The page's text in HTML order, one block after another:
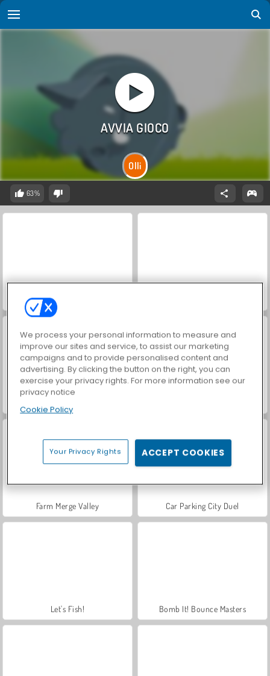
Olli
63%
Hidden Object: Street of Secrets
Farm Merge Valley Car Parking City Duel
Let's Fish! Bomb It! Bounce Masters
We process your personal information to measure and
improve our sites and service, to assist our marketing
campaigns and to provide personalised content and
advertising. By clicking the button on the right, you can
exercise your privacy rights. For more information see our
privacy notice
Cookie Policy
Your Privacy Rights ACCEPT COOKIES